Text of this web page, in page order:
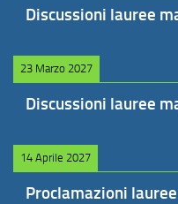
Discussioni lauree
23 Marzo 2027
Discussioni lauree
14 Aprile 2027
Proclamazioni